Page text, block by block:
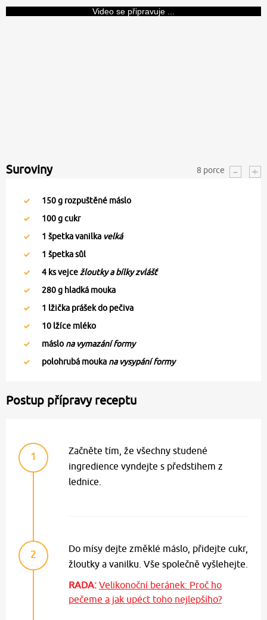
Video se připravuje ...
Suroviny 8 porce
150g rozpuštěné máslo
100g cukr
1 špetka vanilka velká
1 špetka sůl
4 ks vejcežloutky a bílky zvlášť
280g hladká mouka
1 lžička prášek do pečiva
10 lžíce mléko
máslo na vymazání formy
polohrubá mouka na vysypání formy
Postup přípravy receptu
1
Začněte tím, že všechny studené
ingredience vyndejte s předstihem z
lednice.
2
Do mísy dejte změklé máslo, přidejte cukr,
žloutky a vanilku. Vše společně vyšlehejte.
RADA: Velikonoční beránek: Proč ho
pečeme a jak upéct toho nejlepšího?